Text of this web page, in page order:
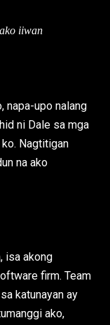
iiwan
napa-upo nalang
ni Dale sa mga
Nagtitigan
na ako
isa akong
firm. Team
katunayan ay
ako,